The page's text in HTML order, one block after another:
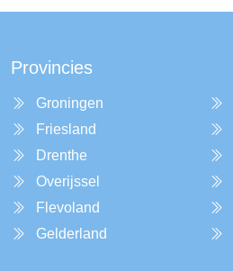
Provincies
Groningen
Friesland
Drenthe
Overijssel
Flevoland
Gelderland